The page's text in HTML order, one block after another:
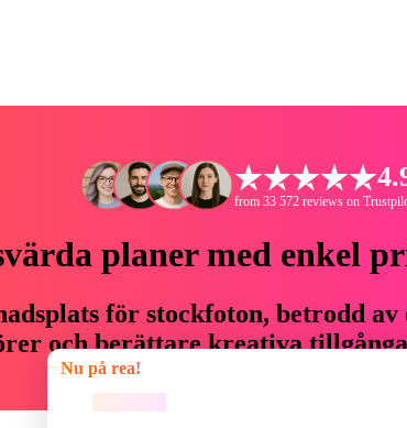
from 33 572 reviews on
planer med enkel
för stockfoton, betrodd
och berättare kreativa
Nu på rea!